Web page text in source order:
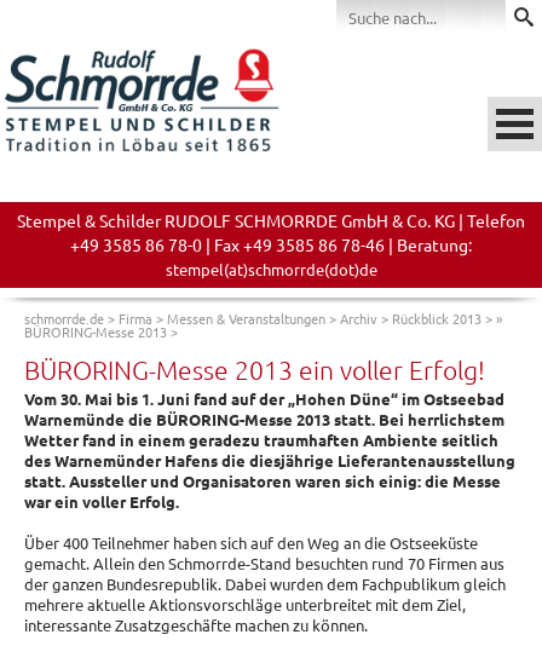
Stempel & Schilder RUDOLF SCHMORRDE GmbH & Co. KG | Telefon
+49 3585 86 78-0 | Fax +49 3585 86 78-46 | Beratung:
stempel(at)schmorrde(dot)de
schmorrde.de> Firma > Messen & Veranstaltungen>Archiv > Rückblick 2013>»
BÜRORING-Messe 2013>
BÜRORING-Messe 2013 ein voller Erfolg!
Vom 30. Mai bis 1. Juni fand auf der „Hohen Düne“ im Ostseebad
Warnemünde die BÜRORING-Messe 2013 statt. Bei herrlichstem
Wetter fand in einem geradezu traumhaften Ambiente seitlich
des Warnemünder Hafens die diesjährige Lieferantenausstellung
statt. Aussteller und Organisatoren waren sich einig: die Messe
war ein voller Erfolg.
Über 400 Teilnehmer haben sich auf den Weg an die Ostseeküste
gemacht. Allein den Schmorrde-Stand besuchten rund 70 Firmen aus
der ganzen Bundesrepublik. Dabei wurden dem Fachpublikum gleich
mehrere aktuelle Aktionsvorschläge unterbreitet mit dem Ziel,
interessante Zusatzgeschäfte machen zu können.